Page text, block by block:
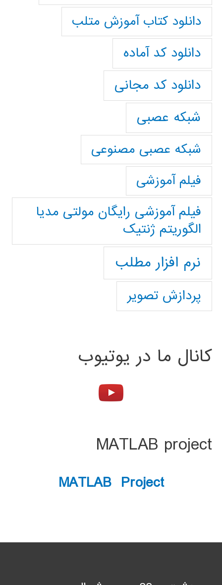
دانلود کتاب آموزش متلب
دانلود کد آماده
دانلود کد مجانی
شبکه عصبی
شبکه عصبی مصنوعی
فیلم آموزشی
فیلم آموزشی رایگان مولتی مدیا
الگوریتم ژنتیک
نرم افزار مطلب
پردازش تصویر
کانال ما در یوتیوب
MATLAB project
MATLAB Project